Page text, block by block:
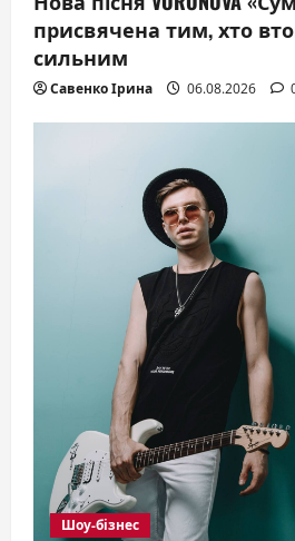
присвячена тим, хто
сильним
Савенко Ірина 06.08.2026
Шоу-бізнес